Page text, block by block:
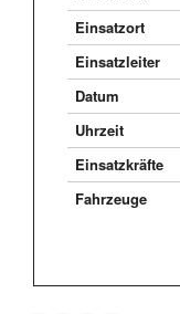
Einsatzort
Einsatzleiter
Datum
Uhrzeit
Einsatzkräfte
Fahrzeuge